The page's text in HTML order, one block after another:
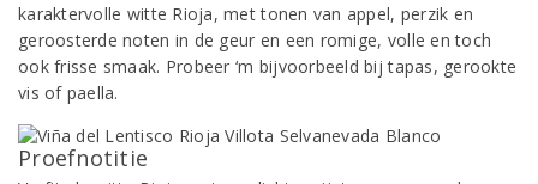
karaktervolle witte Rioja, met tonen van appel, perzik en
geroosterde noten in de geur en een romige, volle en toch
ook frisse smaak. Probeer ‘m bijvoorbeeld bij tapas, gerookte
vis of paella.
Proefnotitie